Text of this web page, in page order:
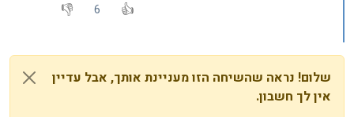
6
שלום! נראה שהשיחה הזו מעניינת אותך, אבל עדיין
אין לך חשבון.